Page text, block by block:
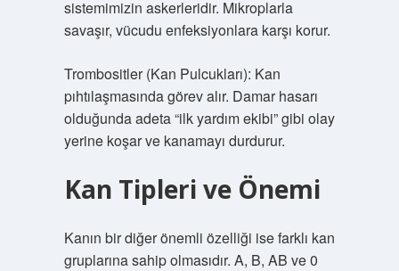
sistemimizin askerleridir. Mikroplarla
savaşır, vücudu enfeksiyonlara karşı korur.
Trombositler (Kan Pulcukları): Kan
pıhtılaşmasında görev alır. Damar hasarı
olduğunda adeta “ilk yardım ekibi” gibi olay
yerine koşar ve kanamayı durdurur.
Kan Tipleri ve Önemi
Kanın bir diğer önemli özelliği ise farklı kan
gruplarına sahip olmasıdır. A, B, AB ve 0